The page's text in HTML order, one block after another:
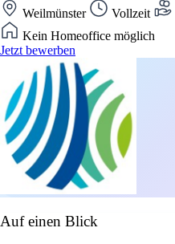
Weilmünster Vollzeit
Kein Homeoffice möglich
Jetzt bewerben
Auf einen Blick